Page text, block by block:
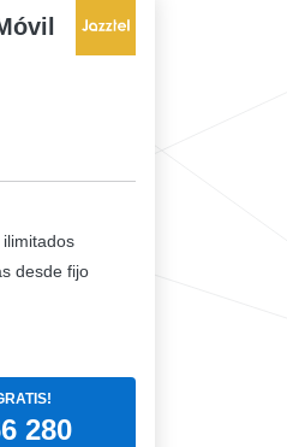
desde fijo
280